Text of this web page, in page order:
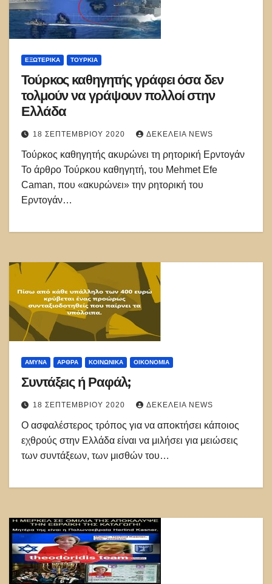
ΕΞΩΤΕΡΙΚΑ ΤΟΥΡΚΊΑ
Τούρκος καθηγητής γράφει όσα δεν
τολμούν να γράψουν πολλοί στην
Ελλάδα
18 ΣΕΠΤΕΜΒΡΊΟΥ 2020 ΔΕΚΈΛΕΙΑ NEWS
Τούρκος καθηγητής ακυρώνει τη ρητορική Ερντογάν
Το άρθρο Τούρκου καθηγητή, του Mehmet Efe
Caman, που «ακυρώνει» την ρητορική του
Ερντογάν…
ΑΜΥΝΑ ΑΡΘΡΑ ΚΟΙΝΩΝΙΚΑ ΟΙΚΟΝΟΜΙΑ
Συντάξεις ή Ραφάλ;
18 ΣΕΠΤΕΜΒΡΊΟΥ 2020 ΔΕΚΈΛΕΙΑ NEWS
Ο ασφαλέστερος τρόπος για να αποκτήσει κάποιος
εχθρούς στην Ελλάδα είναι να μιλήσει για μειώσεις
των συντάξεων, των μισθών του…